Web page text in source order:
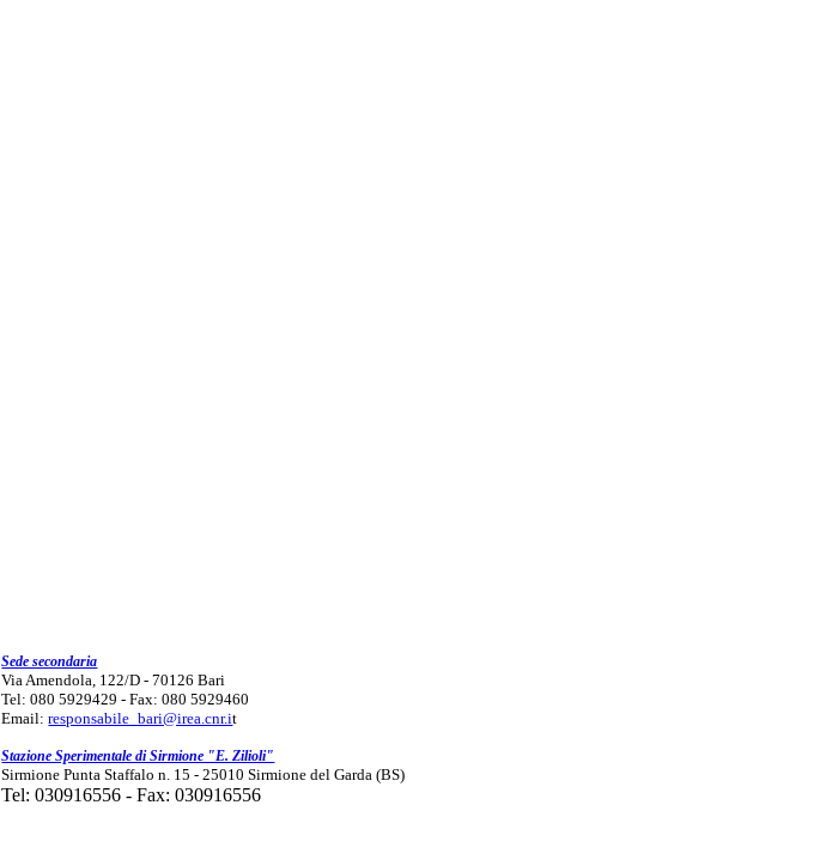
Sede secondaria
Via Amendola, 122/D - 70126 Bari
Tel: 080 5929429 - Fax: 080 5929460
Email:responsabile_bari@irea.cnr.it
Stazione Sperimentale di Sirmione "E. Zilioli"
Sirmione Punta Staffalo n. 15 - 25010 Sirmione del Garda (BS)
Tel: 030916556 - Fax: 030916556